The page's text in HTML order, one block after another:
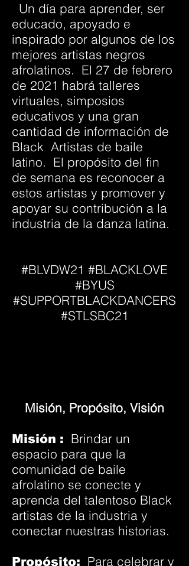
Un día para aprender, ser
educado, apoyado e
inspirado por algunos de los
mejores artistas negros
afrolatinos. El 27 de febrero
de 2021 habrá talleres
virtuales, simposios
educativos y una gran
cantidad de información de
Black Artistas de baile
latino. El propósito del fin
de semana es reconocer a
estos artistas y promover y
apoyar su contribución a la
industria de la danza latina.
#BLVDW21 #BLACKLOVE
#BYUS
#SUPPORTBLACKDANCERS
#STLSBC21
Misión, Propósito, Visión
Misión :
Brindar un
espacio para que la
comunidad de baile
afrolatino se conecte y
aprenda del talentoso Black
artistas de la industria y
conectar nuestras historias.
Propósito:
Para celebrar y